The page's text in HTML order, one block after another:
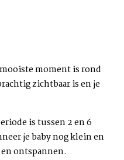
moment is rond
zichtbaar is en je
is tussen2 en 6
je baby nog klein en
ontspannen.